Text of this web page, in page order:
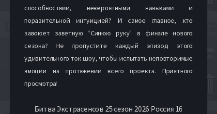
способностями, невероятными навыками и
поразительной интуицией? И самое главное, кто
завоюет заветную "Синюю руку" в финале нового
сезона? Не пропустите каждый эпизод этого
удивительного ток-шоу, чтобы испытать неповторимые
эмоции на протяжении всего проекта. Приятного
просмотра!
Битва Экстрасенсов 25 сезон 2026 Россия 16